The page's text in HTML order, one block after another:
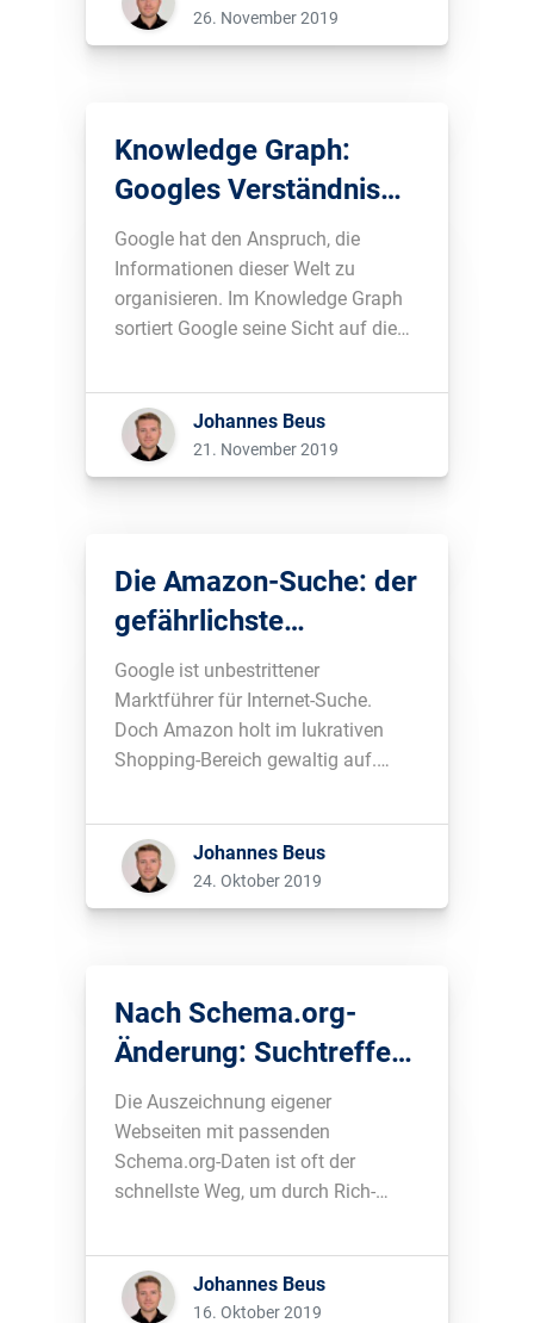
26. November 2019
Knowledge Graph:
Googles Verständnis
der Dinge
Google hat den Anspruch, die
Informationen dieser Welt zu
organisieren. Im Knowledge Graph
sortiert Google seine Sicht auf die
Grundlagen, Statistiken und ein
hilfreiches, kostenloses Tool zum
Google Knowledge Graph....
Johannes Beus
21. November 2019
Die Amazon-Suche: der
gefährlichste
Wettbewerber für
Google
Google ist unbestrittener
Marktführer für Internet-Suche.
Doch Amazon holt im lukrativen
Shopping-Bereich gewaltig auf.
Marken die meisten Anzeigen auf
Amazon.de schalten, erfährst du in
diesem Blog-Beitrag....
Johannes Beus
24. Oktober 2019
Nach Schema.org-
Änderung: Suchtreffer
mit Bewertungen um
40% reduziert
Die Auszeichnung eigener
Webseiten mit passenden
Schema.org-Daten ist oft der
schnellste Weg, um durch Rich-
den Google Suchergebnissen zu
erhalten. Durch eine Regeländerung
werden Bewertungs-Sterne nun
Johannes Beus
16. Oktober 2019